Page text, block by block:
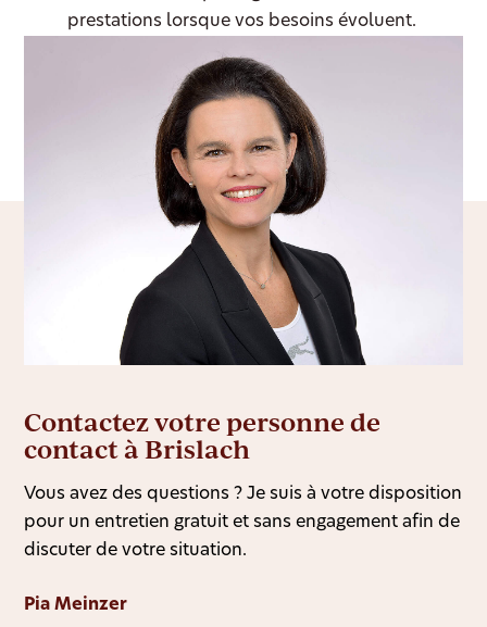
Contactez votre personne de
contact à Brislach
Vous avez des questions ? Je suis à votre disposition
pour un entretien gratuit et sans engagement afin de
discuter de votre situation.
Pia Meinzer
prestations lorsque vos besoins évoluent.